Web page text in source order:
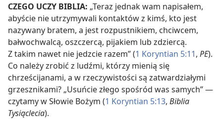
CZEGO UCZY BIBLIA: „Teraz jednak wam napisałem,
abyście nie utrzymywali kontaktów z kimś, kto jest
nazywany bratem, a jest rozpustnikiem, chciwcem,
bałwochwalcą, oszczercą, pijakiem lub zdziercą.
Z takim nawet nie jedzcie razem” (1 Koryntian 5:11, PE).
Co należy zrobić z ludźmi, którzy mienią się
chrześcijanami, a w rzeczywistości są zatwardziałymi
grzesznikami? „Usuńcie złego spośród was samych” —
czytamy w Słowie Bożym (1 Koryntian 5:13, Biblia
Tysiąclecia).